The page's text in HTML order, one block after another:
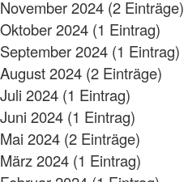
November 2024 (2 Einträge)
Oktober 2024 (1 Eintrag)
September 2024 (1 Eintrag)
August 2024 (2 Einträge)
Juli 2024 (1 Eintrag)
Juni 2024 (1 Eintrag)
Mai 2024 (2 Einträge)
März 2024 (1 Eintrag)